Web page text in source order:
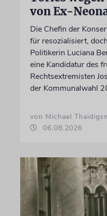
von Ex-
Die Chefin der
für resozialisiert,
Politikerin Luciana
eine Kandidatur des
Rechtsextremisten
der Kommunalwahl
von Michael
06.08.2026